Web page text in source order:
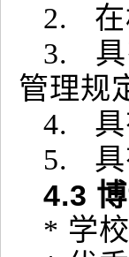
2. 在
3. 具
管理规
4. 具
5. 具
4.3
* 学